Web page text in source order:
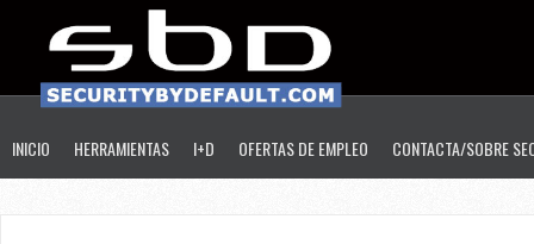
INICIO HERRAMIENTAS I+D OFERTAS DE EMPLEO CONTACTA/SOBRE